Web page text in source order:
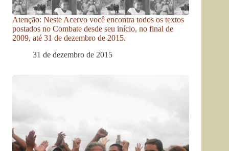
Atenção: Neste Acervo você encontra todos os textos
postados no Combate desde seu início, no final de
2009, até 31 de dezembro de 2015.
31 de dezembro de 2015